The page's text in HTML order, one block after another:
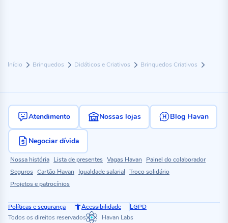
Início Brinquedos Didáticos e Criativos Brinquedos Criativos
Atendimento Nossas lojas Blog Havan
Negociar dívida
Nossa história Lista de presentes Vagas Havan
Painel do colaborador
Seguros Cartão Havan Igualdade salarial Troco solidário
Projetos e patrocínios
Políticas e segurança Acessibilidade
LGPD
Todos os direitos reservados
Havan Labs